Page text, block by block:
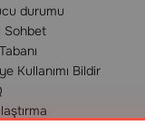
durumu
Sohbet
Kullanımı Bildir